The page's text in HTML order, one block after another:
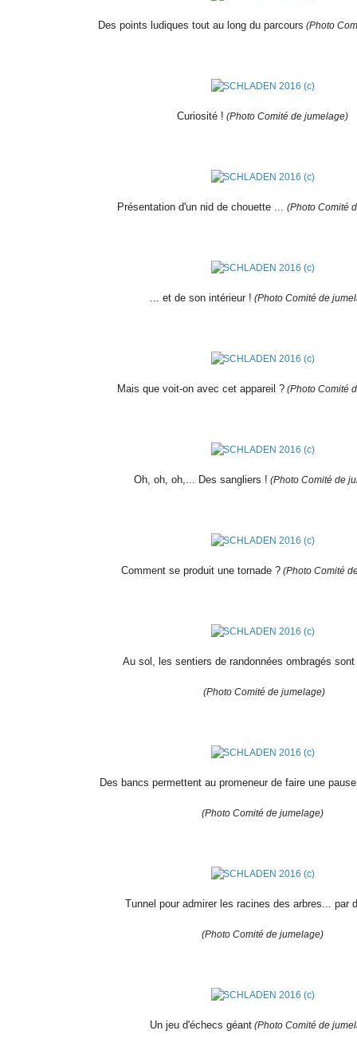
Des points ludiques tout au long du parcours (Photo
Curiosité ! (Photo Comité de jumelage)
Présentation d'un nid de chouette ... (Photo Comité
... et de son intérieur ! (Photo Comité de
Mais que voit-on avec cet appareil ? (Photo Comité
Oh, oh, oh,... Des sangliers ! (Photo Comité de
Comment se produit une tornade ? (Photo Comité
Au sol, les sentiers de randonnées ombragés sont
(Photo Comité de jumelage)
Des bancs permettent au promeneur de faire une
(Photo Comité de jumelage)
Tunnel pour admirer les racines des arbres... par
(Photo Comité de jumelage)
Un jeu d'échecs géant (Photo Comité de